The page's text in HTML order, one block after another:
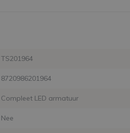
TS201964
8720986201964
Compleet LED armatuur
Nee